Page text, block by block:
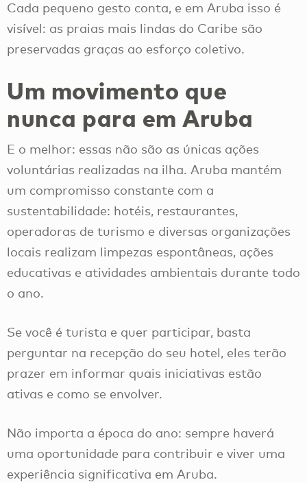
Cada pequeno gesto conta, e em Aruba isso é
visível: as praias mais lindas do Caribe são
preservadas graças ao esforço coletivo.
Um movimento que
nunca para em Aruba
E o melhor: essas não são as únicas ações
voluntárias realizadas na ilha. Aruba mantém
um compromisso constante com a
sustentabilidade: hotéis, restaurantes,
operadoras de turismo e diversas organizações
locais realizam limpezas espontâneas, ações
educativas e atividades ambientais durante todo
o ano.
Se você é turista e quer participar, basta
perguntar na recepção do seu hotel, eles terão
prazer em informar quais iniciativas estão
ativas e como se envolver.
Não importa a época do ano: sempre haverá
uma oportunidade para contribuir e viver uma
experiência significativa em Aruba.